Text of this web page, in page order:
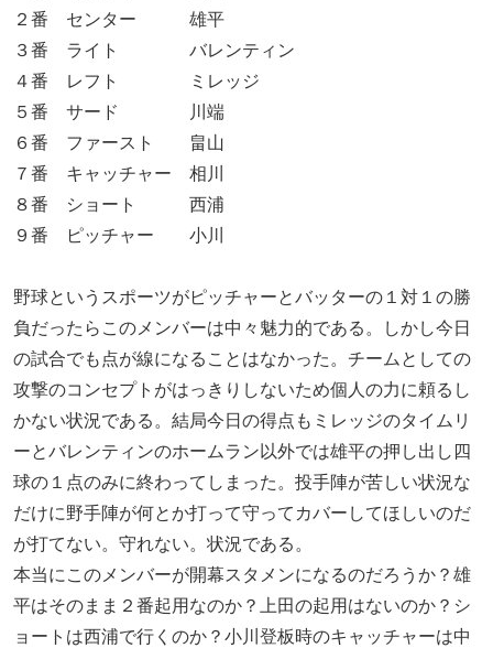
２番 センター 雄平
３番 ライト バレンティン
４番 レフト ミレッジ
５番 サード 川端
６番 ファースト 畠山
７番 キャッチャー 相川
８番 ショート 西浦
９番 ピッチャー 小川
野球というスポーツがピッチャーとバッターの１対１の勝
負だったらこのメンバーは中々魅力的である。しかし今日
の試合でも点が線になることはなかった。チームとしての
攻撃のコンセプトがはっきりしないため個人の力に頼るし
かない状況である。結局今日の得点もミレッジのタイムリ
ーとバレンティンのホームラン以外では雄平の押し出し四
球の１点のみに終わってしまった。投手陣が苦しい状況な
だけに野手陣が何とか打って守ってカバーしてほしいのだ
が打てない。守れない。状況である。
本当にこのメンバーが開幕スタメンになるのだろうか？雄
平はそのまま２番起用なのか？上田の起用はないのか？シ
ョートは西浦で行くのか？小川登板時のキャッチャーは中